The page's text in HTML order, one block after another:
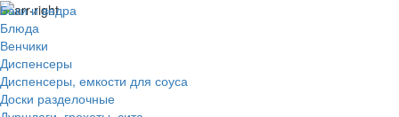
Баки и ведра
Блюда
Венчики
Диспенсеры
Диспенсеры, емкости для соуса
Доски разделочные